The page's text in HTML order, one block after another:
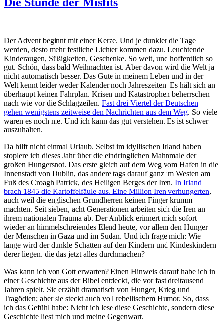
Der Advent beginnt mit einer Kerze. Und je dunkler die Tage
werden, desto mehr festliche Lichter kommen dazu. Leuchtende
Kinderaugen, Süßigkeiten, Geschenke. So weit, und hoffentlich so
gut. Schön, dass bald Weihnachten ist. Aber davon wird die Welt ja
nicht automatisch besser. Das Gute in meinem Leben und in der
Welt kennt leider weder Kalender noch Jahreszeiten. Es hält sich an
überhaupt keinen Fahrplan. Krisen und Katastrophen beherrschen
nach wie vor die Schlagzeilen. Fast drei Viertel der Deutschen
gehen wenigstens zeitweise den Nachrichten aus dem Weg. So viele
waren es noch nie. Und ich kann das gut verstehen. Es ist schwer
auszuhalten.
Da hilft nicht einmal Urlaub. Selbst im idyllischen Irland haben
stoplere ich dieses Jahr über die eindringlichen Mahnmale der
großen Hungersnot. Das erste gleich auf dem Weg vom Hafen in die
Innenstadt von Dublin, das andere tags darauf ganz im Westen am
Fuß des Croagh Patrick, des Heiligen Berges der Iren. In Irland
brach 1845 die Kartoffelfäule aus. Eine Million Iren verhungerten,
auch weil die englischen Grundherren keinen Finger krumm
machten. Seit sieben, acht Generationen arbeiten sich die Iren an
ihrem nationalen Trauma ab. Der Anblick erinnert mich sofort
wieder an himmelschreiendes Elend heute, vor allem den Hunger
der Menschen in Gaza und im Sudan. Und ich frage mich: Wie
lange wird der dunkle Schatten auf den Kindern und Kindeskindern
derer liegen, die das jetzt alles durchmachen?
Was kann ich von Gott erwarten? Einen Hinweis darauf habe ich in
einer Geschichte aus der Bibel entdeckt, die vor fast dreitausend
Jahren spielt. Sie erzählt dramatisch von Hunger, Krieg und
Tragödien; aber sie steckt auch voll rebellischem Humor. So, dass
ich das Gefühl habe: Nicht ich lese diese Geschichte, sondern diese
Geschichte liest mich und meine Gegenwart.